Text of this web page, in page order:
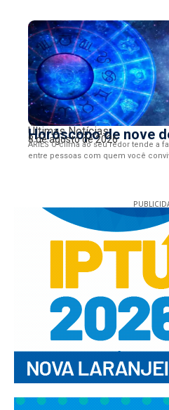
Últimas Notícias
Horóscopo de nove
8 de agosto de 2026
ÁRIES O clima ao seu redor tende a
entre pessoas com quem você